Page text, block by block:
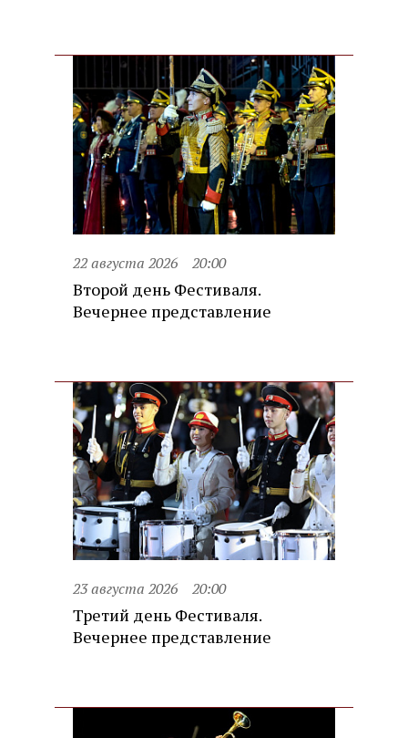
22 августа 2026 20:00
Второй день Фестиваля.
Вечернее представление
23 августа 2026 20:00
Третий день Фестиваля.
Вечернее представление